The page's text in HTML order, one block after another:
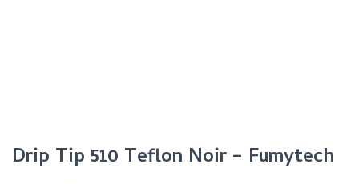
Drip Tip 510 Teflon Noir – Fumytech